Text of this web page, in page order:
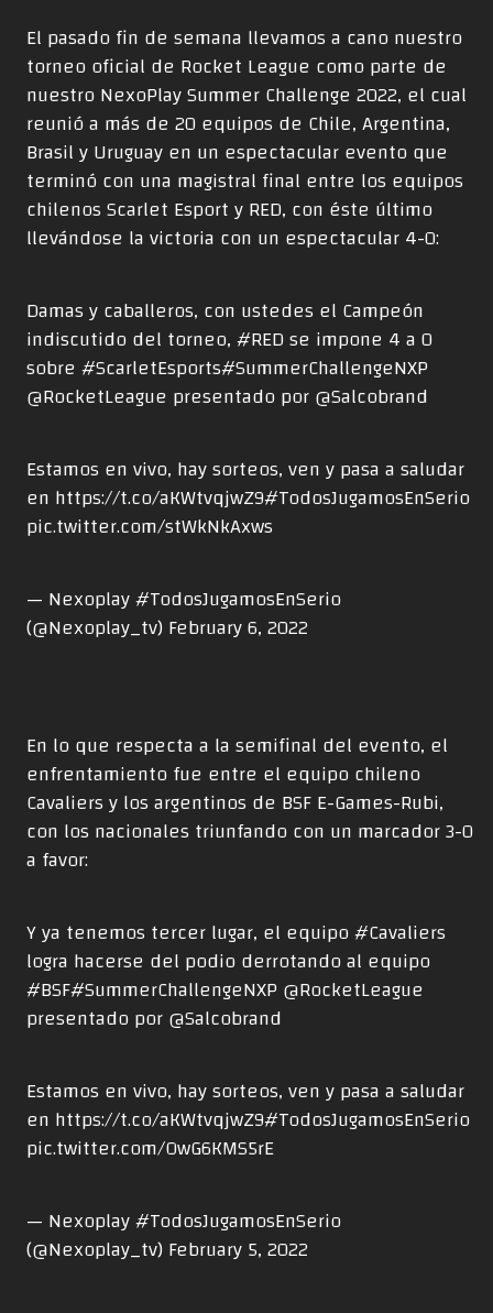
El pasado fin de semana llevamos a cano nuestro
torneo oficial de Rocket League como parte de
nuestro NexoPlay Summer Challenge 2022, el cual
reunió a más de 20 equipos de Chile, Argentina,
Brasil y Uruguay en un espectacular evento que
terminó con una magistral final entre los equipos
chilenos Scarlet Esport y RED, con éste último
llevándose la victoria con un espectacular 4-0:
Damas y caballeros, con ustedes el Campeón
indiscutido del torneo,#REDse impone 4 a 0
sobre#ScarletEsports#SummerChallengeNXP
@RocketLeague presentado por@Salcobrand
Estamos en vivo, hay sorteos, ven y pasa a saludar
en https://t.co/aKWtvqjwZ9#TodosJugamosEnSerio
pic.twitter.com/stWkNkAxws
— Nexoplay #TodosJugamosEnSerio
(@Nexoplay_tv)February 6, 2022
En lo que respecta a la semifinal del evento, el
enfrentamiento fue entre el equipo chileno
Cavaliers y los argentinos de BSF E-Games-Rubi,
con los nacionales triunfando con un marcador 3-0
a favor:
Y ya tenemos tercer lugar, el equipo#Cavaliers
logra hacerse del podio derrotando al equipo
#BSF#SummerChallengeNXP@RocketLeague
presentado por@Salcobrand
Estamos en vivo, hay sorteos, ven y pasa a saludar
en https://t.co/aKWtvqjwZ9#TodosJugamosEnSerio
pic.twitter.com/OwG6KMS5rE
— Nexoplay #TodosJugamosEnSerio
(@Nexoplay_tv)February 5, 2022